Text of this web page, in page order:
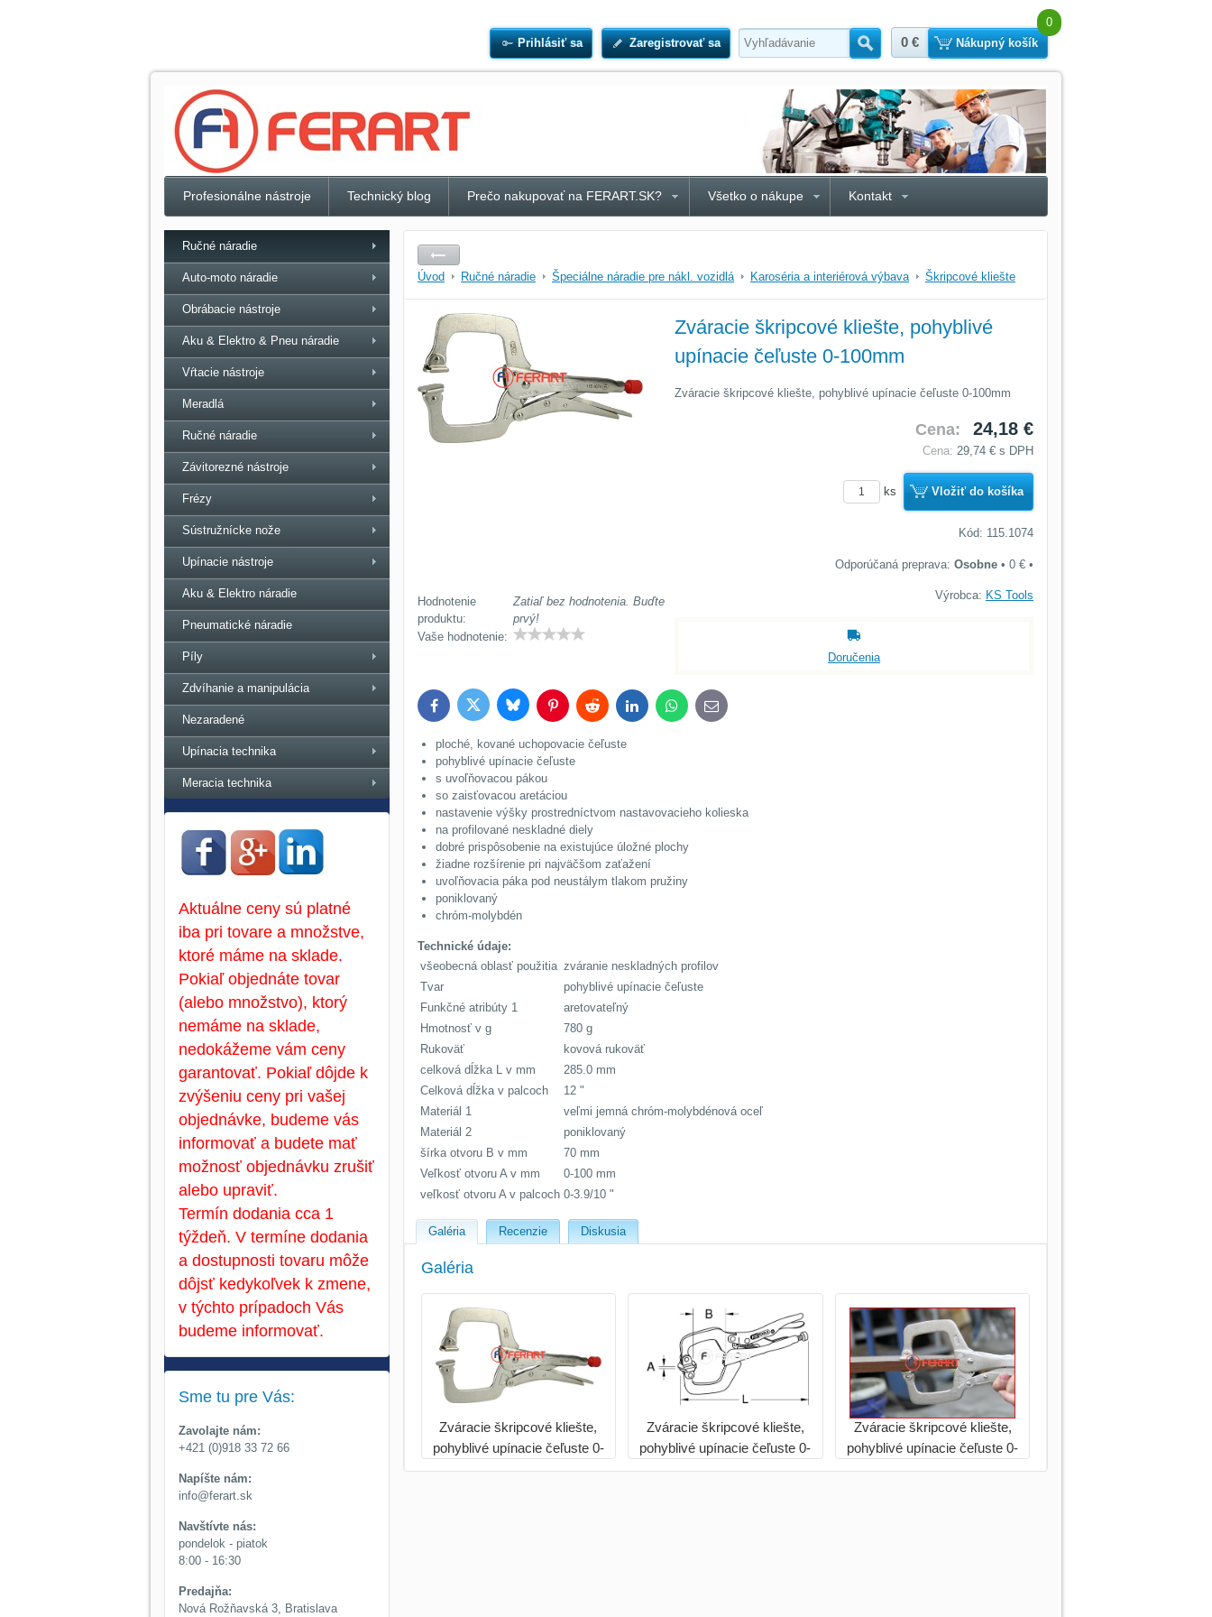
Prihlásiť sa Zaregistrovať sa Hľadať
0 €
0
Nákupný košík
Profesionálne nástroje Technický blog Prečo nakupovať na FERART.SK? Všetko o nákupe Kontakt
Úvod Ručné náradie Špeciálne náradie pre nákl. vozidlá Karoséria a interiérová výbava Škripcové kliešte
Zváracie škripcové kliešte, pohyblivé
upínacie čeľuste 0-100mm
Hodnotenie
produktu:
Zatiaľ bez hodnotenia. Buďte
prvý!
Vaše hodnotenie:
Zváracie škripcové kliešte, pohyblivé upínacie čeľuste 0-100mm
Cena: 24,18 €
Cena: 29,74 € s DPH
ks Vložiť do košíka
Kód: 115.1074
Osobne • 0 € •
Výrobca: KS Tools
Doručenia
FacebookTwitter BlueskyPinterestReddit LinkedInWhatsApp
E-
mail
ploché, kované uchopovacie čeľuste
pohyblivé upínacie čeľuste
s uvoľňovacou pákou
so zaisťovacou aretáciou
nastavenie výšky prostredníctvom nastavovacieho kolieska
na profilované neskladné diely
dobré prispôsobenie na existujúce úložné plochy
žiadne rozšírenie pri najväčšom zaťažení
uvoľňovacia páka pod neustálym tlakom pružiny
poniklovaný
chróm-molybdén
Technické údaje:
všeobecná oblasť použitia zváranie neskladných profilov
Tvar
pohyblivé upínacie čeľuste
Funkčné atribúty 1
aretovateľný
Hmotnosť v g
780 g
Rukoväť
kovová rukoväť
celková dĺžka L v mm
285.0 mm
Celková dĺžka v palcoch
12 "
Materiál 1
veľmi jemná chróm-molybdénová oceľ
Materiál 2
poniklovaný
šírka otvoru B v mm
70 mm
Veľkosť otvoru A v mm
0-100 mm
veľkosť otvoru A v palcoch 0-3.9/10 "
Galéria Recenzie Diskusia
Galéria
Zváracie škripcové kliešte,
pohyblivé upínacie čeľuste 0-
100mm
Zváracie škripcové kliešte,
pohyblivé upínacie čeľuste 0-
100mm
Zváracie škripcové kliešte,
pohyblivé upínacie čeľuste 0-
100mm
Ručné náradie
Auto-moto náradie
Obrábacie nástroje
Aku & Elektro & Pneu náradie
Vŕtacie nástroje
Meradlá
Ručné náradie
Závitorezné nástroje
Frézy
Sústružnícke nože
Upínacie nástroje
Aku & Elektro náradie
Pneumatické náradie
Píly
Zdvíhanie a manipulácia
Nezaradené
Upínacia technika
Meracia technika
Aktuálne ceny sú platné
iba pri tovare a množstve,
ktoré máme na sklade.
Pokiaľ objednáte tovar
(alebo množstvo), ktorý
nemáme na sklade,
nedokážeme vám ceny
garantovať. Pokiaľ dôjde k
zvýšeniu ceny pri vašej
objednávke, budeme vás
informovať a budete mať
možnosť objednávku zrušiť
alebo upraviť.
Termín dodania cca 1
týždeň. V termíne dodania
a dostupnosti tovaru môže
dôjsť kedykoľvek k zmene,
v týchto prípadoch Vás
budeme informovať.
Sme tu pre Vás:
Zavolajte nám:
+421 (0)918 33 72 66
Napíšte nám:
info@ferart.sk
Navštívte nás:
pondelok - piatok
8:00 - 16:30
Predajňa:
Nová Rožňavská 3, Bratislava